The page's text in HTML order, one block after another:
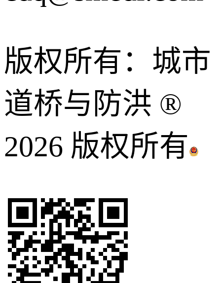
版权所有：城市
道桥与防洪 ®
2026 版权所有